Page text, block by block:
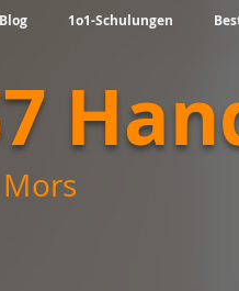
Blog 1o1-Schulungen